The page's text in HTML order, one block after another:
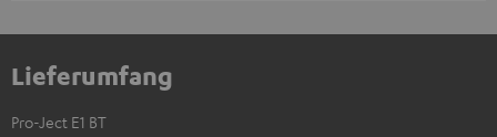
Lieferumfang
Pro-Ject E1 BT